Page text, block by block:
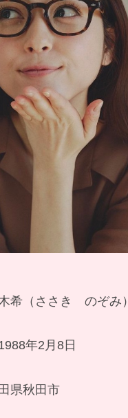
希（ささき のぞみ）
年2月8日
県秋田市